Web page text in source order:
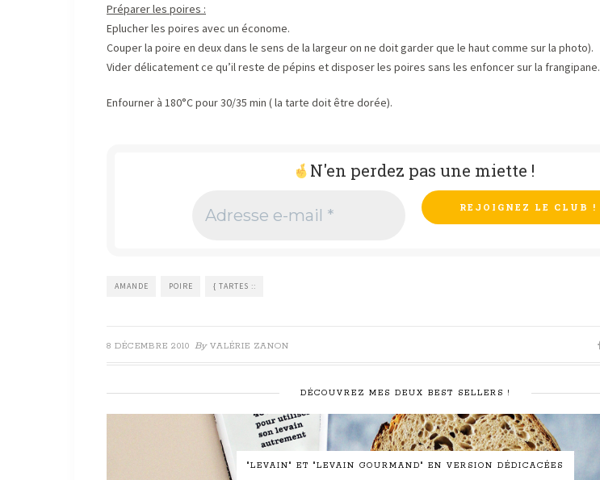
Préparer les poires :
Eplucher les poires avec un économe.
Couper la poire en deux dans le sens de la largeur on ne doit garder que le haut comme sur la photo).
Vider délicatement ce qu’il reste de pépins et disposer les poires sans les enfoncer sur la frangipane.
Enfourner à 180°C pour 30/35 min ( la tarte doit être dorée).
N'en perdez pas une miette !
e-
AMANDE POIRE { TARTES ::
8 DÉCEMBRE 2010 By VALÉRIE ZANON
DÉCOUVREZ MES DEUX BEST SELLERS !
"LEVAIN" ET "LEVAIN GOURMAND" EN VERSION DÉDICACÉES